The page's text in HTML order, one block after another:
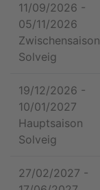
11/09/2026 -
05/11/2026
Zwischensaison
Solveig
19/12/2026 -
10/01/2027
Hauptsaison
Solveig
27/02/2027 -